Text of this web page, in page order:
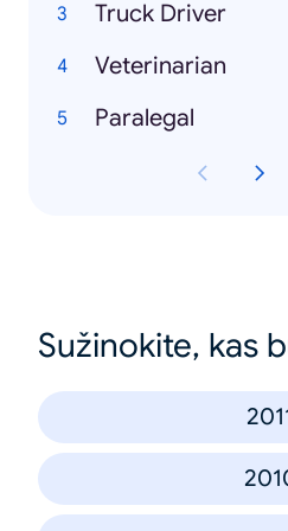
Truck Driver
Veterinarian
Paralegal
Sužinokite, kas